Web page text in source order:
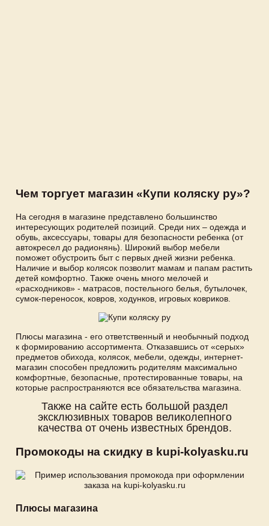
Чем торгует магазин «Купи коляску ру»?
На сегодня в магазине представлено большинство
интересующих родителей позиций. Среди них – одежда и
обувь, аксессуары, товары для безопасности ребенка (от
автокресел до радионянь). Широкий выбор мебели
поможет обустроить быт с первых дней жизни ребенка.
Наличие и выбор колясок позволит мамам и папам растить
детей комфортно. Также очень много мелочей и
«расходников» - матрасов, постельного белья, бутылочек,
сумок-переносок, ковров, ходунков, игровых ковриков.
Плюсы магазина - его ответственный и необычный подход
к формированию ассортимента. Отказавшись от «серых»
предметов обихода, колясок, мебели, одежды, интернет-
магазин способен предложить родителям максимально
комфортные, безопасные, протестированные товары, на
которые распространяются все обязательства магазина.
Также на сайте есть большой раздел
эксклюзивных товаров великолепного
качества от очень известных брендов.
Промокоды на скидку в kupi-kolyasku.ru
Плюсы магазина